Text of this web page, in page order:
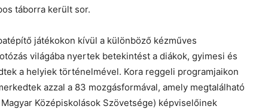
táborra került sor.
játékokon kívül a különböző kézműves
világába nyertek betekintést a diákok, gyimesi és
a helyiek történelmével. Kora reggeli programjaikon
azzal a 83 mozgásformával, amely megtalálható
Középiskolások Szövetsége) képviselőinek